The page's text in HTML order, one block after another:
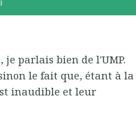
je parlais bien de l'UMP.
le fait que, étant à la
inaudible et leur